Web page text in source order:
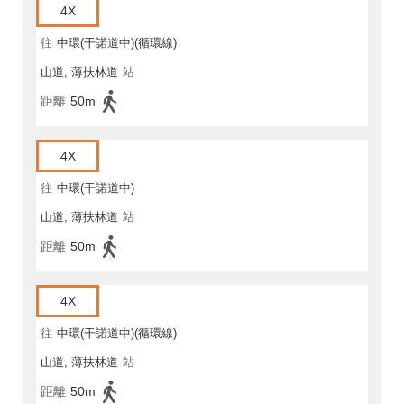
4X
往 中環(干諾道中)(循環線)
山道, 薄扶林道 站
距離 50m
4X
往 中環(干諾道中)
山道, 薄扶林道 站
距離 50m
4X
往 中環(干諾道中)(循環線)
山道, 薄扶林道 站
距離 50m